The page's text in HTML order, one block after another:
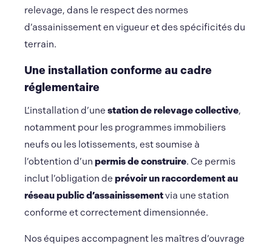
relevage, dans le respect des normes
d’assainissement en vigueur et des spécificités du
terrain.
Une installation conforme au cadre
réglementaire
L’installation d’une station de relevage collective,
notamment pour les programmes immobiliers
neufs ou les lotissements, est soumise à
l’obtention d’un permis de construire. Ce permis
inclut l’obligation de prévoir un raccordement au
réseau public d’assainissementvia une station
conforme et correctement dimensionnée.
Nos équipes accompagnent les maîtres d’ouvrage